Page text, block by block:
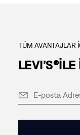
TÜM AVANTAJLAR